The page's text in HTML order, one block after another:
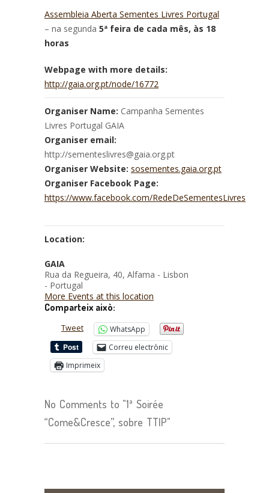
Assembleia Aberta Sementes Livres Portugal
– na segunda 5ª feira de cada mês, às 18
horas
Webpage with more details:
http://gaia.org.pt/node/16772
Organiser Name: Campanha Sementes
Livres Portugal GAIA
Organiser email:
http://sementeslivres@gaia.org.pt
Organiser Website: sosementes.gaia.org.pt
Organiser Facebook Page:
https://www.facebook.com/RedeDeSementesLivres
Location:
GAIA
Rua da Regueira, 40, Alfama - Lisbon
- Portugal
More Events at this location
Comparteix això:
Tweet
WhatsApp
Correu electrònic
Imprimeix
No Comments to "1ª Soirée
“Come&Cresce”, sobre TTIP"